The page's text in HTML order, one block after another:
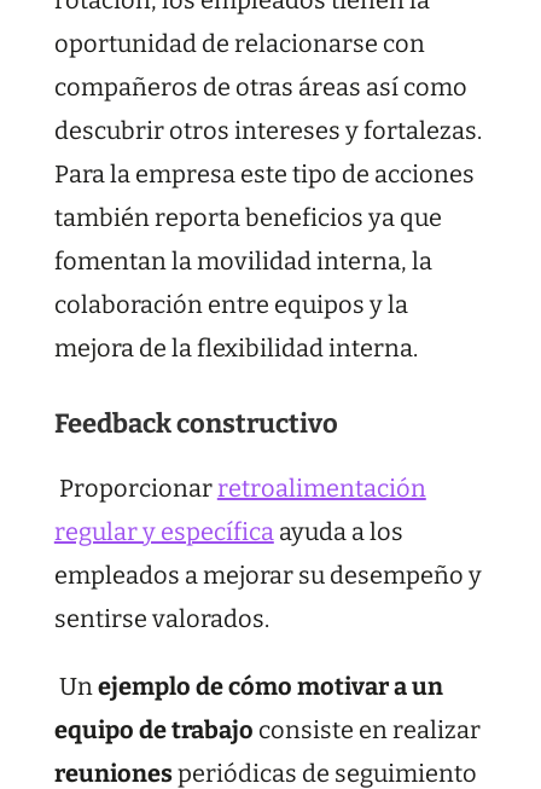
oportunidad de relacionarse con
compañeros de otras áreas así como
descubrir otros intereses y fortalezas.
Para la empresa este tipo de acciones
también reporta beneficios ya que
fomentan la movilidad interna, la
colaboración entre equipos y la
mejora de la flexibilidad interna.
Feedback constructivo
Proporcionar retroalimentación
regular y específica ayuda a los
empleados a mejorar su desempeño y
sentirse valorados.
Un ejemplo de cómo motivar a un
equipo de trabajo consiste en realizar
reunionesperiódicas de seguimiento